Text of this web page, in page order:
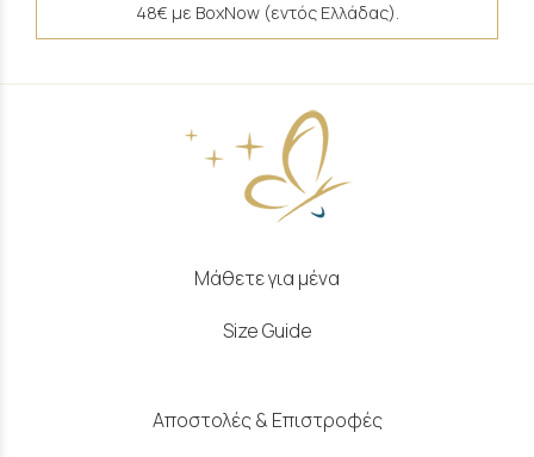
48€ με BoxNow (εντός Ελλάδας).
Μάθετε για μένα
Size Guide
Αποστολές & Επιστροφές